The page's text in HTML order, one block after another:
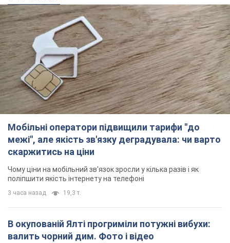
межі", але якість зв'язку деградувала: чи варто
скаржитись на ціни
Чому ціни на мобільний зв'язок зросли у кілька разів і як
поліпшити якість інтернету на телефоні
3 часа назад 19,3 т.
В окупованій Ялті прогриміли потужні вибухи:
валить чорний дим. Фото і відео
2,4 т.
У Коблевому на Миколаївщині стався вибух у
морі: загинув чоловік, є постраждалі
Чоловік, ймовірно, підірвався на морській міні
2 часа назад 3,1 т.